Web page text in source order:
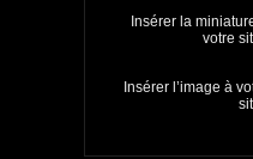
Insérer la
votre
Insérer l’image à